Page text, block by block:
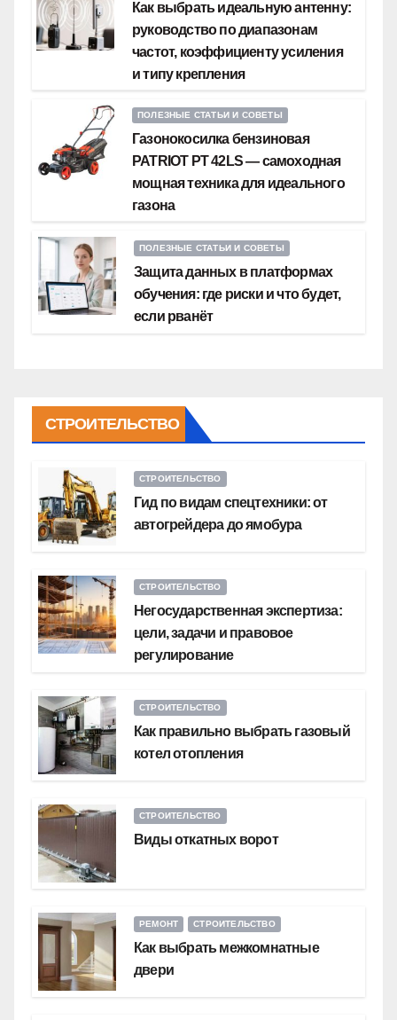
Как выбрать идеальную антенну:
руководство по диапазонам
частот, коэффициенту усиления
и типу крепления
ПОЛЕЗНЫЕ СТАТЬИ И СОВЕТЫ
Газонокосилка бензиновая
PATRIOT PT 42LS — самоходная
мощная техника для идеального
газона
ПОЛЕЗНЫЕ СТАТЬИ И СОВЕТЫ
Защита данных в платформах
обучения: где риски и что будет,
если рванёт
СТРОИТЕЛЬСТВО
СТРОИТЕЛЬСТВО
Гид по видам спецтехники: от
автогрейдера до ямобура
СТРОИТЕЛЬСТВО
Негосударственная экспертиза:
цели, задачи и правовое
регулирование
СТРОИТЕЛЬСТВО
Как правильно выбрать газовый
котел отопления
СТРОИТЕЛЬСТВО
Виды откатных ворот
РЕМОНТ СТРОИТЕЛЬСТВО
Как выбрать межкомнатные
двери